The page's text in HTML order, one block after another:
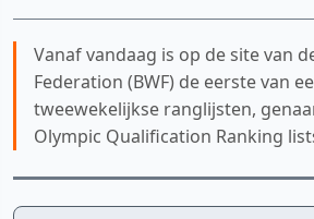
Vanaf vandaag is op de site van
Federation (BWF) de eerste van
tweewekelijkse ranglijsten,
Olympic Qualification Ranking